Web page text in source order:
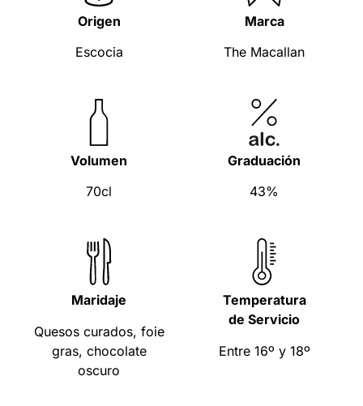
Origen
Escocia
Marca
The Macallan
Volumen
70cl
Graduación
43%
Maridaje
Quesos curados, foie
gras, chocolate
oscuro
Temperatura
de Servicio
Entre 16º y 18º